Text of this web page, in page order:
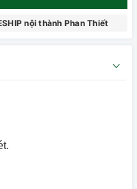
nội thành Phan Thiết